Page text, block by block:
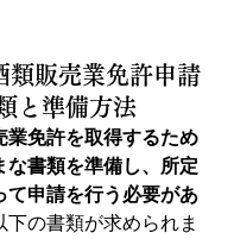
類販売業免許申請
と準備方法
業免許を取得するため
な書類を準備し、所定
て申請を行う必要があ
下の書類が求められま